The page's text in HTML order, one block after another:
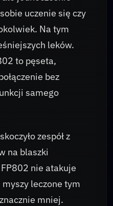
uczenie się czy
Na tym
leków.
to pęseta,
bez
samego
zespół z
na blaszki
nie atakuje
leczone tym
mniej.